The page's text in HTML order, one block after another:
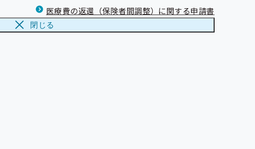
医療費の返還（保険者間調整）に関する申請書
閉じる